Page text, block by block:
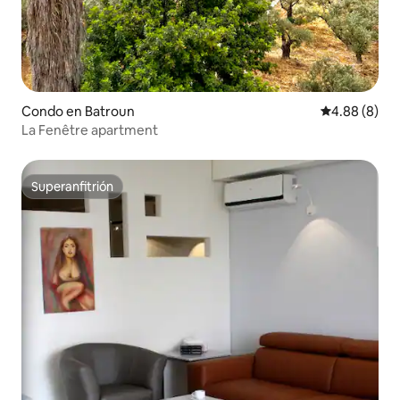
Condo en Batroun Calificación
4.88 (8)
La Fenêtre apartment
Superanfitrión
Superanfitrión